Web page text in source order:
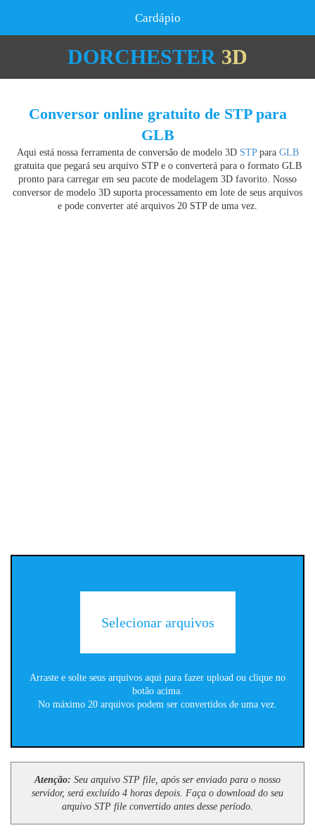
Cardápio
DORCHESTER 3D
Conversor online gratuito de STP para
GLB
Aqui está nossa ferramenta de conversão de modelo 3D STPpara GLB
gratuita que pegará seu arquivo STP e o converterá para o formato GLB
pronto para carregar em seu pacote de modelagem 3D favorito. Nosso
conversor de modelo 3D suporta processamento em lote de seus arquivos
e pode converter até arquivos 20 STP de uma vez.
Selecionar arquivos
Arraste e solte seus arquivos aqui para fazer upload ou clique no
botão acima.
No máximo 20 arquivos podem ser convertidos de uma vez.
Atenção: Seu arquivo STP file, após ser enviado para o nosso
servidor, será excluído 4 horas depois. Faça o download do seu
arquivo STP file convertido antes desse período.